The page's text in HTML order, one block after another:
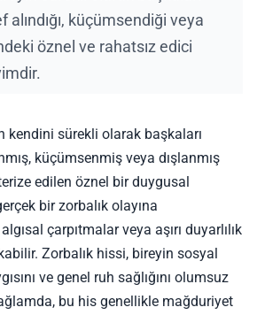
alındığı, küçümsendiği veya
öznel ve rahatsız edici
kendini sürekli olarak başkaları
küçümsenmiş veya dışlanmış
edilen öznel bir duygusal
bir zorbalık olayına
çarpıtmalar veya aşırı duyarlılık
Zorbalık hissi, bireyin sosyal
ve genel ruh sağlığını olumsuz
bu his genellikle mağduriyet